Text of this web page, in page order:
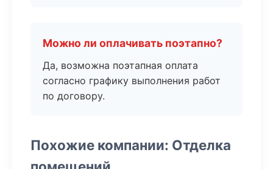
Можно ли оплачивать поэтапно?
Да, возможна поэтапная оплата
согласно графику выполнения работ
по договору.
Похожие компании: Отделка